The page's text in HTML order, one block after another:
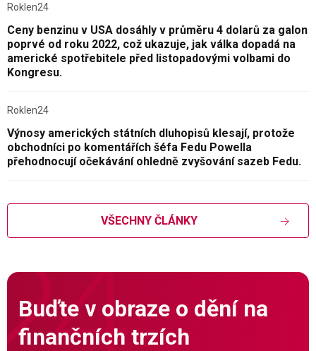
Roklen24
Ceny benzinu v USA dosáhly v průměru 4 dolarů za galon
poprvé od roku 2022, což ukazuje, jak válka dopadá na
americké spotřebitele před listopadovými volbami do
Kongresu.
Roklen24
Výnosy amerických státních dluhopisů klesají, protože
obchodníci po komentářích šéfa Fedu Powella
přehodnocují očekávání ohledně zvyšování sazeb Fedu.
VŠECHNY ČLÁNKY
Buďte v obraze o dění na
finančních trzích